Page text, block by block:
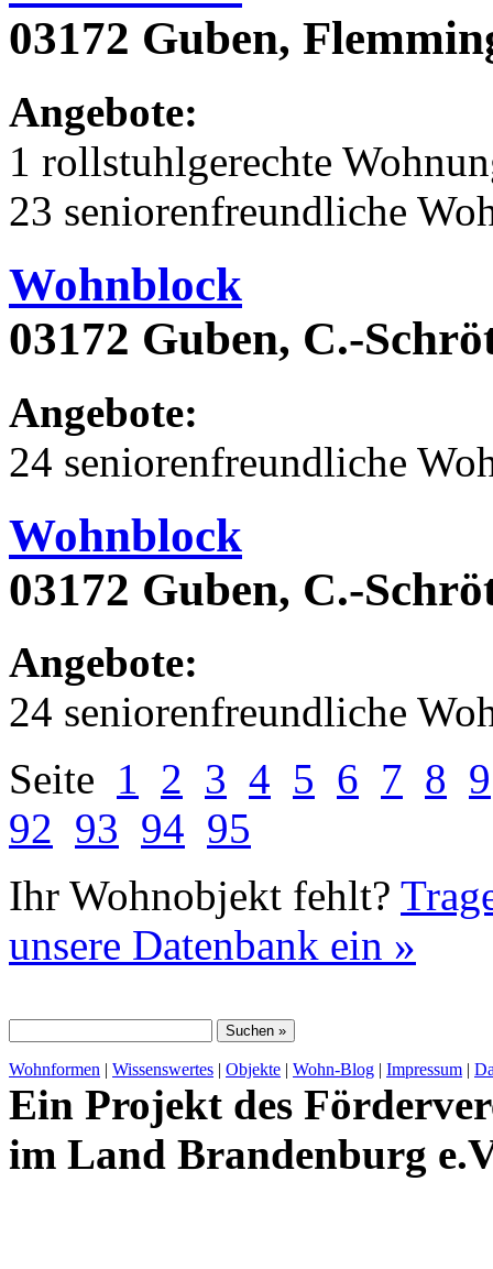
03172 Guben,
Angebote:
1 rollstuhlgerechte
23 seniorenfreundliche
Wohnblock
03172 Guben, C.-
Angebote:
24 seniorenfreundliche
Wohnblock
03172 Guben, C.-
Angebote:
24 seniorenfreundliche
Seite 1 2 3 4 5 6 7 8 9
92 93 94 95
Ihr Wohnobjekt fehlt?
unsere Datenbank ein »
Wohnformen | Wissenswertes | Objekte | Wohn-Blog | Impressum |
Ein Projekt des
im Land Brandenburg